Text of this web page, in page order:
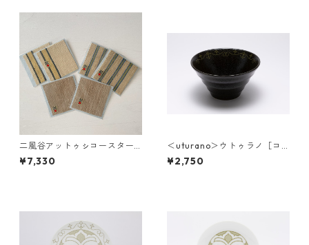
二風谷アットゥㇱコースター_
藤谷るみ子
¥7,330
＜uturano＞ウトゥラノ［コ
タンコㇿカムイ］丼ぶり
¥2,750